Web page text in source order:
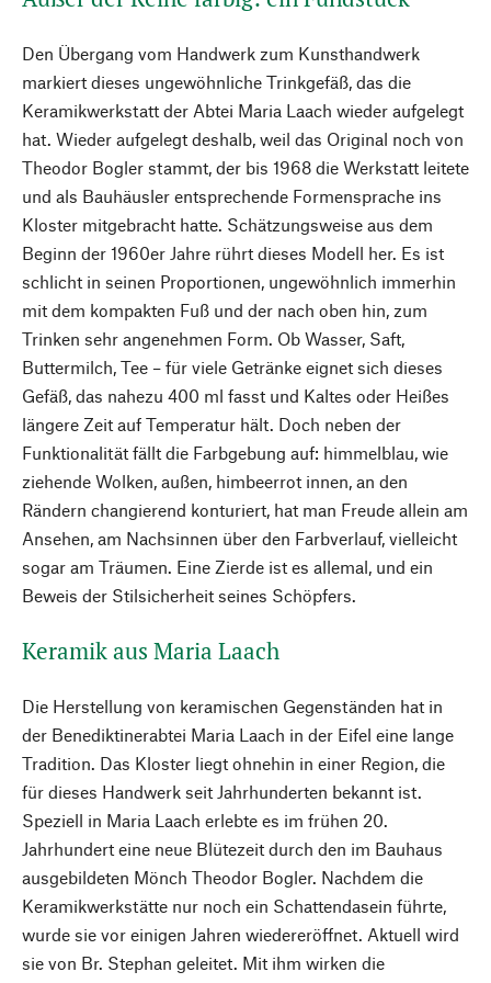
Den Übergang vom Handwerk zum Kunsthandwerk
markiert dieses ungewöhnliche Trinkgefäß, das die
Keramikwerkstatt der Abtei Maria Laach wieder aufgelegt
hat. Wieder aufgelegt deshalb, weil das Original noch von
Theodor Bogler stammt, der bis 1968 die Werkstatt leitete
und als Bauhäusler entsprechende Formensprache ins
Kloster mitgebracht hatte. Schätzungsweise aus dem
Beginn der 1960er Jahre rührt dieses Modell her. Es ist
schlicht in seinen Proportionen, ungewöhnlich immerhin
mit dem kompakten Fuß und der nach oben hin, zum
Trinken sehr angenehmen Form. Ob Wasser, Saft,
Buttermilch, Tee – für viele Getränke eignet sich dieses
Gefäß, das nahezu 400 ml fasst und Kaltes oder Heißes
längere Zeit auf Temperatur hält. Doch neben der
Funktionalität fällt die Farbgebung auf: himmelblau, wie
ziehende Wolken, außen, himbeerrot innen, an den
Rändern changierend konturiert, hat man Freude allein am
Ansehen, am Nachsinnen über den Farbverlauf, vielleicht
sogar am Träumen. Eine Zierde ist es allemal, und ein
Beweis der Stilsicherheit seines Schöpfers.
Keramik aus Maria Laach
Die Herstellung von keramischen Gegenständen hat in
der Benediktinerabtei Maria Laach in der Eifel eine lange
Tradition. Das Kloster liegt ohnehin in einer Region, die
für dieses Handwerk seit Jahrhunderten bekannt ist.
Speziell in Maria Laach erlebte es im frühen 20.
Jahrhundert eine neue Blütezeit durch den im Bauhaus
ausgebildeten Mönch Theodor Bogler. Nachdem die
Keramikwerkstätte nur noch ein Schattendasein führte,
wurde sie vor einigen Jahren wiedereröffnet. Aktuell wird
sie von Br. Stephan geleitet. Mit ihm wirken die